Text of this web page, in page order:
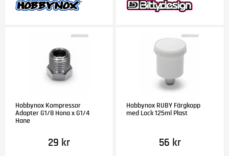
Hobbynox Kompressor
Adapter G1/8 Hona x G1/4
Hane
29 kr
Hobbynox RUBY Färgkopp
med Lock 125ml Plast
56 kr